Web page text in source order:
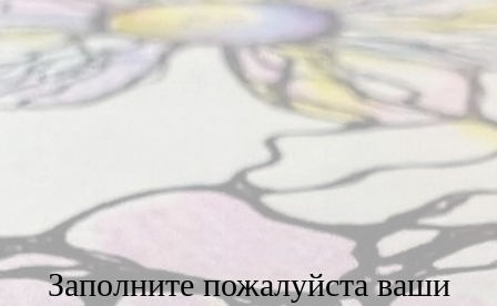
Заполните пожалуйста ваши